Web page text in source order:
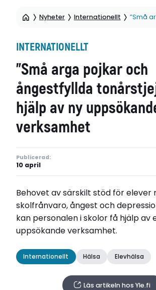
Nyheter Internationellt ”Små
INTERNATIONELLT
”Små arga pojkar och
ångestfyllda
hjälp av ny
verksamhet
Publicerad:
10 april
Behovet av särskilt stöd för elever
skolfrånvaro, ångest och
kan personalen i skolor få hjälp av
uppsökande verksamhet.
Internationellt Hälsa Elevhälsa
Läs artikeln hos Yle.fi